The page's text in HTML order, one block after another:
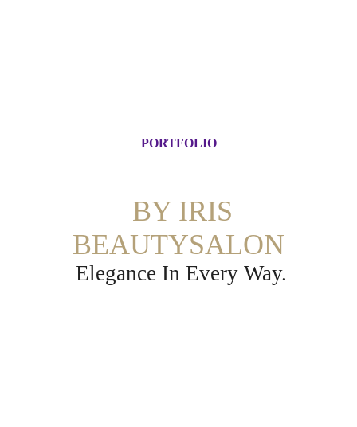
PORTFOLIO
BY IRIS
BEAUTYSALON
Elegance In Every Way.